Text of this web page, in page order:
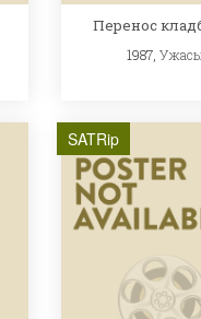
Перенос
1987, Ужасы
SATRip